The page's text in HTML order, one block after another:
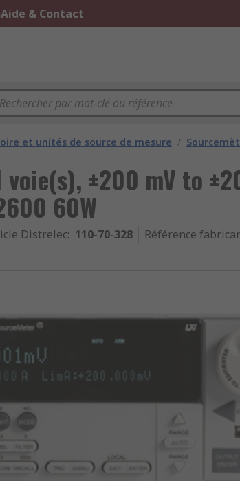
Aide & Contact
et unités de source de mesure /
±200 mV to
60W
Distrelec: 110-70-328 Référence